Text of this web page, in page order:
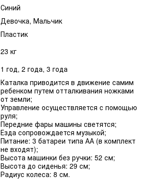
Синий
Девочка, Мальчик
Пластик
23 кг
1 год, 2 года, 3 года
Каталка приводится в движение самим
ребенком путем отталкивания ножками
от земли;
Управление осуществляется с помощью
руля;
Передние фары машины светятся;
Езда сопровождается музыкой;
Питание: 3 батареи типа АА (в комплект
не входят);
Высота машинки без ручки: 52 см;
Высота до сиденья: 29 см;
Радиус колеса: 8 см.